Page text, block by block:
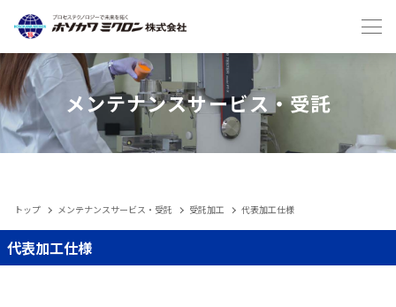
Japanese English
IIoT
メンテナンスサービス・受託
トップ メンテナンスサービス・受託 受託加工 代表加工仕様
代表加工仕様